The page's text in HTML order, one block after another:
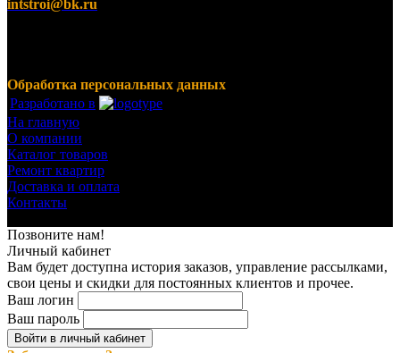
intstroi@bk.ru
Обработка персональных данных
Разработано в
На главную
О компании
Каталог товаров
Ремонт квартир
Доставка и оплата
Контакты
Позвоните нам!
Личный кабинет
Вам будет доступна история заказов, управление рассылками,
свои цены и скидки для постоянных клиентов и прочее.
Ваш логин
Ваш пароль
Войти в личный кабинет